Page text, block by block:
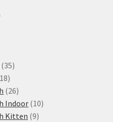
3535
1818
produktů
2626
produktů
Indoor 1010
Kitten 99